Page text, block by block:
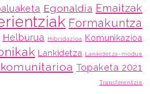
Egonaldia Emaitzak
Formakuntza
Helburua Hibridazioa Komunikazioa
Lankidetza Lankidetza-modua
Topaketa 2021
Transferentzia